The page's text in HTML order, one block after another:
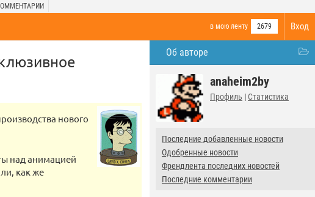
Вход
в мою ленту 2679
Об авторе
anaheim2by
Профиль | Статистика
Последние добавленные новости
Одобренные новости
Френдлента последних новостей
Последние комментарии
нового
над анимацией
как же